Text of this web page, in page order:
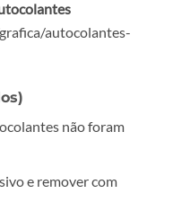
etapas, sem encharcar.
cola pode “entrar” nos
envelopes)
não é possível